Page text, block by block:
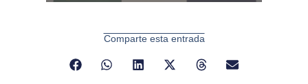
Comparte esta entrada